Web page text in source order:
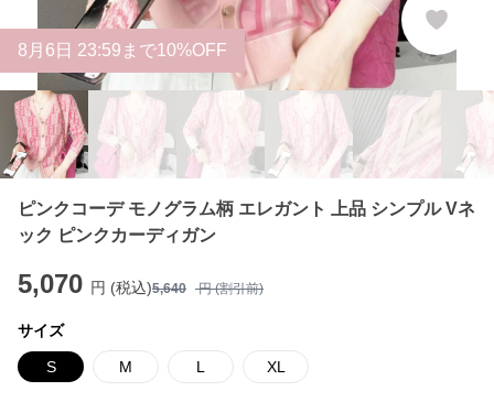
8 月 6 日 23:59まで10%OFF
ピンクコーデ モノグラム柄 エレガント 上品 シンプル Vネ
ック ピンクカーディガン
5,070 円 (税込)5,640 円 (割引前)
サイズ
S M L XL